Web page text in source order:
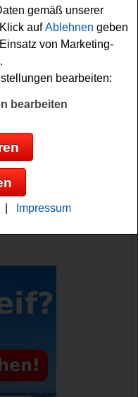
zu Weihnachten
kurz das kleine
Newsletter
Glück und können
Reise oder gar ein
Fall drücken wir schon
- einen Mini
Reise und 5
gemäß unserer
aufAblehnen geben
von Marketing-
bearbeiten:
bearbeiten
Impressum